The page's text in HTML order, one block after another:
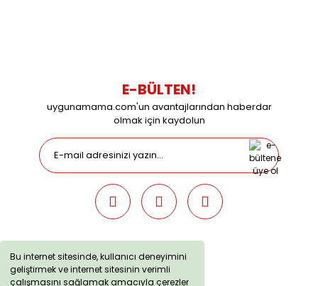
Bu internet sitesinde, kullanıcı deneyimini
geliştirmek ve internet sitesinin verimli
çalışmasını sağlamak amacıyla çerezler
E-BÜLTEN!
uygunamama.com'un avantajlarından haberdar
olmak için kaydolun
uygunamama.com © 2019 - Tüm Hakları Saklıdır. Kredi kartı